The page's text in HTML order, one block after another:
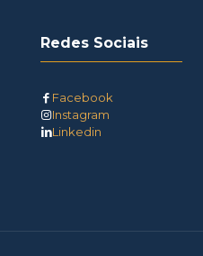
Redes Sociais
Facebook
Instagram
Linkedin